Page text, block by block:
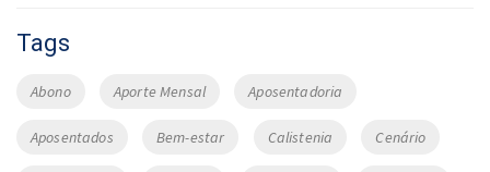
Tags
Abono Aporte Mensal Aposentadoria
Aposentados Bem-estar Calistenia Cenário